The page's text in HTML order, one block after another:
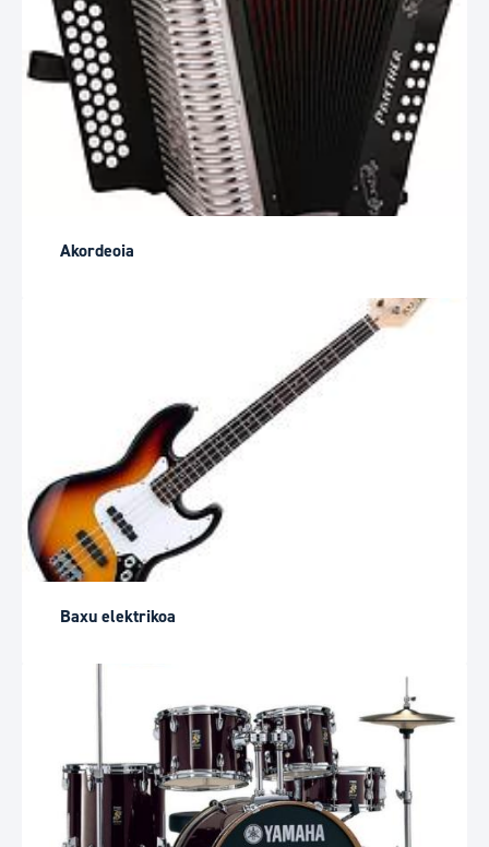
Akordeoia
Baxu elektrikoa